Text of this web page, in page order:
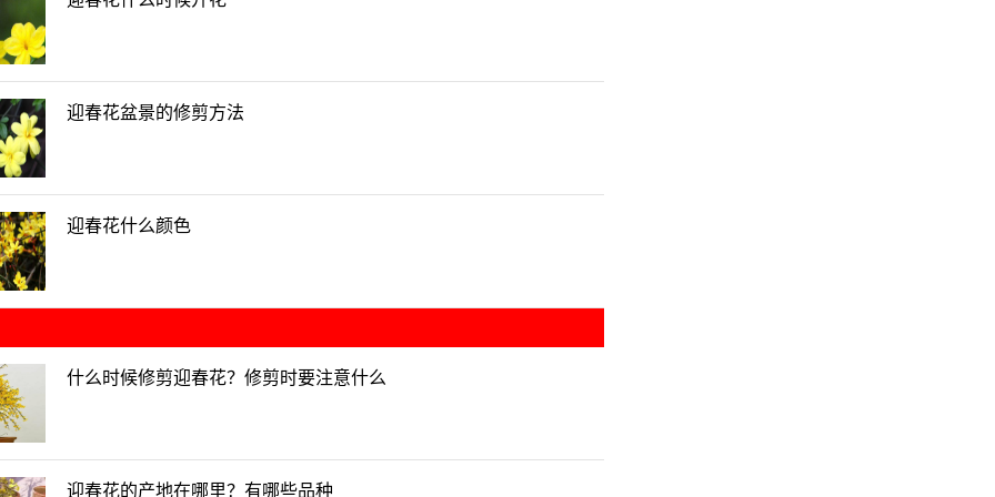
迎春花盆景的修剪方法
迎春花什么颜色
什么时候修剪迎春花？修剪时要注意什么
迎春花的产地在哪里？有哪些品种